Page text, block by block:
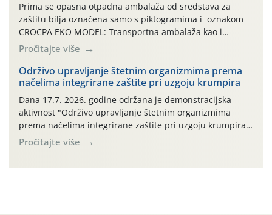
Prima se opasna otpadna ambalaža od sredstava za
zaštitu bilja označena samo s piktogramima i oznakom
CROCPA EKO MODEL: Transportna ambalaža kao i
ambalaža drugih proizvoda koji nisu sredstva za zaštitu
bilja (npr. ambalaža od mineralnih gnojiva,) se ne
prihvaća. Korisnicima je osiguran besplatni povrat
prazne ambalaže isključivo ovih tvrtki: AGROCHEM-MAKS,
AGRONOM, ALBAUGH TKI* (PINUS […]
Pročitajte više
Održivo upravljanje štetnim organizmima prema
načelima integrirane zaštite pri uzgoju krumpira
Dana 17.7. 2026. godine održana je demonstracijska
aktivnost "Održivo upravljanje štetnim organizmima
prema načelima integrirane zaštite pri uzgoju krumpira"
na pokusnom polju "Poredje", kraj naselja Belica (ARKOD
parcela ID 2445031) (središnji dio Međimurske županije).
Pročitajte više